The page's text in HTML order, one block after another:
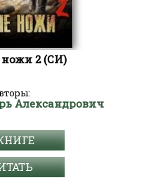
2 (СИ)
Александрович